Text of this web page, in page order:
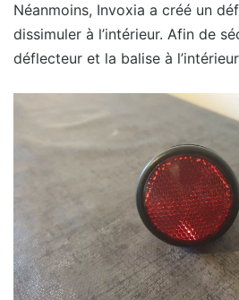
Néanmoins, Invoxia a créé un
dissimuler à l’intérieur. Afin de
déflecteur et la balise à